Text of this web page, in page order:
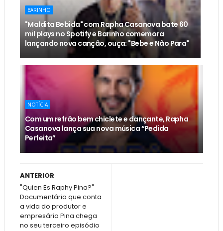
BARINHO
"Maldita Bebida" com Rapha Casanova bate 60
mil plays no Spotify e Barinho comemora
lançando nova canção, ouça: "Bebe e Não Para"
NOTÍCIA
Com um refrão bem chiclete e dançante, Rapha
Casanova lança sua nova música “Pedida
Perfeita”
ANTERIOR
"Quien Es Raphy Pina?"
Documentário que conta
a vida do produtor e
empresário Pina chega
no seu terceiro episódio